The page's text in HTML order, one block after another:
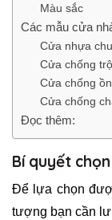
Màu sắc
Các mẫu cửa
Cửa nhựa
Cửa chống
Cửa chống
Cửa chống
Đọc thêm:
Bí quyết
Để lựa chọn
tượng bạn cần